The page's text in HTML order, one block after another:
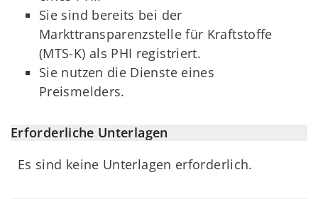
Sie sind bereits bei der
Markttransparenzstelle für Kraftstoffe
(MTS-K) als PHI registriert.
Sie nutzen die Dienste eines
Preismelders.
Erforderliche Unterlagen
Es sind keine Unterlagen erforderlich.